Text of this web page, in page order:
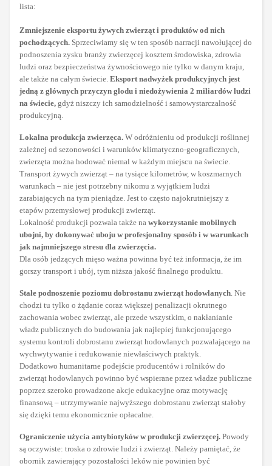
lista:
Zmniejszenie eksportu żywych zwierząt i produktów od nich
pochodzących. Sprzeciwiamy się w ten sposób narracji nawołującej do
podnoszenia zysku branży zwierzęcej kosztem środowiska, zdrowia
ludzi oraz bezpieczeństwa żywnościowego nie tylko w danym kraju,
ale także na całym świecie. Eksport nadwyżek produkcyjnych jest
jedną z głównych przyczyn głodu i niedożywienia 2 miliardów ludzi
na świecie, gdyż niszczy ich samodzielność i samowystarczalność
produkcyjną.
Lokalna produkcja zwierzęca. W odróżnieniu od produkcji roślinnej
zależnej od sezonowości i warunków klimatyczno-geograficznych,
zwierzęta można hodować niemal w każdym miejscu na świecie.
Transport żywych zwierząt – na tysiące kilometrów, w koszmarnych
warunkach – nie jest potrzebny nikomu z wyjątkiem ludzi
zarabiających na tym pieniądze. Jest to często najokrutniejszy z
etapów przemysłowej produkcji zwierząt.
Lokalność produkcji pozwala także na wykorzystanie mobilnych
ubojni, by dokonywać uboju w profesjonalny sposób i w warunkach
jak najmniejszego stresu dla zwierzęcia.
Dla osób jedzących mięso ważna powinna być też informacja, że im
gorszy transport i ubój, tym niższa jakość finalnego produktu.
Stałe podnoszenie poziomu dobrostanu zwierząt hodowlanych . Nie
chodzi tu tylko o żądanie coraz większej penalizacji okrutnego
zachowania wobec zwierząt, ale przede wszystkim, o nakłanianie
władz publicznych do budowania jak najlepiej funkcjonującego
systemu kontroli dobrostanu zwierząt hodowlanych pozwalającego na
wychwytywanie i redukowanie niewłaściwych praktyk.
Dodatkowo humanitarne podejście producentów i rolników do
zwierząt hodowlanych powinno być wspierane przez władze publiczne
poprzez szeroko prowadzone akcje edukacyjne oraz motywację
finansową – utrzymywanie najwyższego dobrostanu zwierząt stałoby
się dzięki temu ekonomicznie opłacalne.
Ograniczenie użycia antybiotyków w produkcji zwierzęcej. Powody
są oczywiste: troska o zdrowie ludzi i zwierząt. Należy pamiętać, że
obornik zawierający pozostałości leków nie powinien być